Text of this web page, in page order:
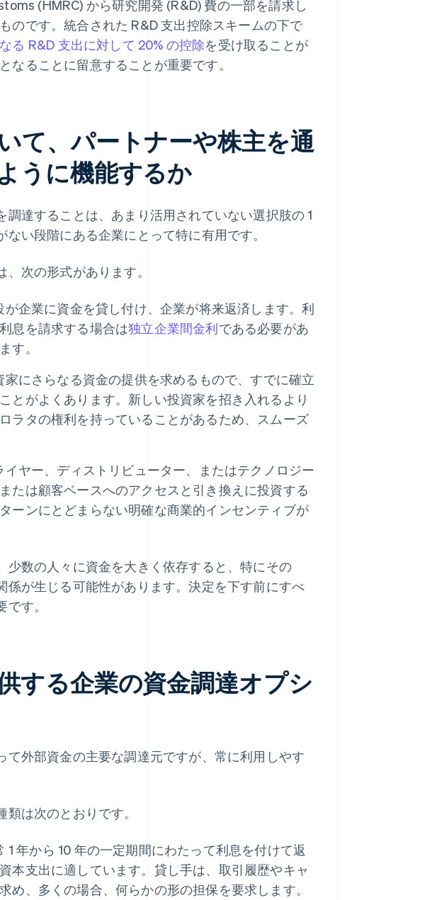
(HMRC) から研究開発 (R&D) 費の一部を請求し
のです。統合された R&D 支出控除スキームの下で
る R&D 支出に対して 20% の控除を受け取ることが
なることに留意することが重要です。
て、パートナーや株主を通
うに機能するか
達することは、あまり活用されていない選択肢の 1
い段階にある企業にとって特に有用です。
次の形式があります。
企業に資金を貸し付け、企業が将来返済します。利
息を請求する場合は独立企業間金利である必要があ
す。
家にさらなる資金の提供を求めるもので、すでに確立
とがよくあります。新しい投資家を招き入れるより
ラタの権利を持っていることがあるため、スムーズ
ヤー、ディストリビューター、またはテクノロジー
たは顧客ベースへのアクセスと引き換えに投資する
ーンにとどまらない明確な商業的インセンティブが
数の人々に資金を大きく依存すると、特にその
が生じる可能性があります。決定を下す前にすべ
す。
する企業の資金調達オプシ
外部資金の主要な調達元ですが、常に利用しやす
は次のとおりです。
1 年から 10 年の一定期間にわたって利息を付けて返
本支出に適しています。貸し手は、取引履歴やキャ
め、多くの場合、何らかの形の担保を要求します。